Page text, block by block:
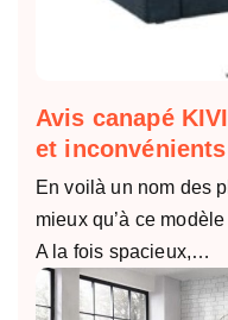
Avis canapé
et inconvénients
En voilà un nom des
mieux qu’à ce
A la fois spacieux,…